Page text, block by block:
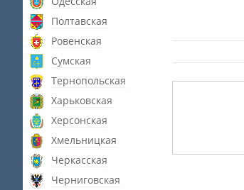
Полтавская
Ровенская
Сумская
Тернопольская
Харьковская
Херсонская
Хмельницкая
Черкасская
Черниговская